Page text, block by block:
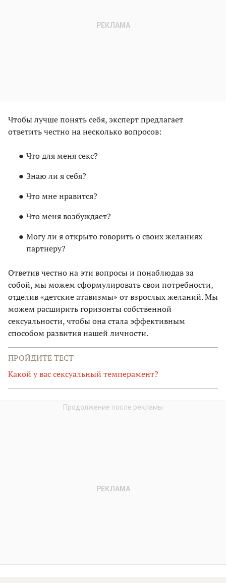
Чтобы лучше понять себя, эксперт предлагает
ответить честно на несколько вопросов:
Что для меня секс?
Знаю ли я себя?
Что мне нравится?
Что меня возбуждает?
Могу ли я открыто говорить о своих желаниях
партнеру?
Ответив честно на эти вопросы и понаблюдав за
собой, мы можем сформулировать свои потребности,
отделив «детские атавизмы» от взрослых желаний. Мы
можем расширить горизонты собственной
сексуальности, чтобы она стала эффективным
способом развития нашей личности.
ПРОЙДИТЕ ТЕСТ
Какой у вас сексуальный темперамент?